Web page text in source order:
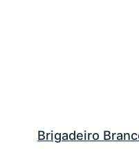
Brigadeiro